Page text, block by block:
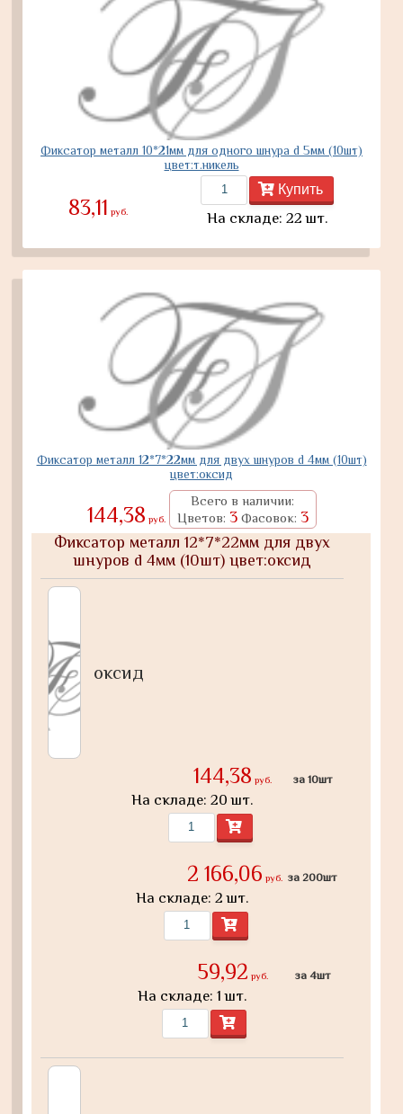
Фиксатор металл 10*21мм для одного шнура d 5мм (10шт)
цвет:т.никель
83,11 руб.
Купить
На складе: 22 шт.
Фиксатор металл 12*7*22мм для двух шнуров d 4мм (10шт)
цвет:оксид
144,38 руб.
Всего в наличии:
Цветов: 3 Фасовок: 3
Фиксатор металл 12*7*22мм для двух
шнуров d 4мм (10шт) цвет:оксид
оксид
144,38 руб. за 10шт
На складе: 20 шт.
2 166,06 руб. за 200шт
На складе: 2 шт.
59,92 руб. за 4шт
На складе: 1 шт.